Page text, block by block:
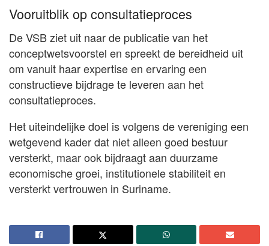
Vooruitblik op consultatieproces
De VSB ziet uit naar de publicatie van het
conceptwetsvoorstel en spreekt de bereidheid uit
om vanuit haar expertise en ervaring een
constructieve bijdrage te leveren aan het
consultatieproces.
Het uiteindelijke doel is volgens de vereniging een
wetgevend kader dat niet alleen goed bestuur
versterkt, maar ook bijdraagt aan duurzame
economische groei, institutionele stabiliteit en
versterkt vertrouwen in Suriname.